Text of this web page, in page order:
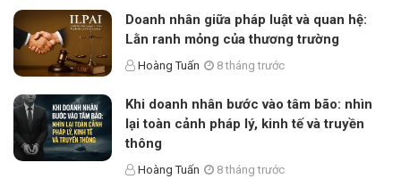
Doanh nhân giữa pháp luật và quan hệ:
Lằn ranh mỏng của thương trường
Hoàng Tuấn 8 tháng trước
Khi doanh nhân bước vào tâm bão: nhìn
lại toàn cảnh pháp lý, kinh tế và truyền
thông
Hoàng Tuấn 8 tháng trước